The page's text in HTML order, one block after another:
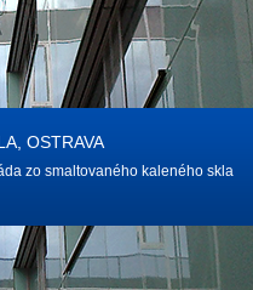
OSTRAVA
zo smaltovaného kaleného skla